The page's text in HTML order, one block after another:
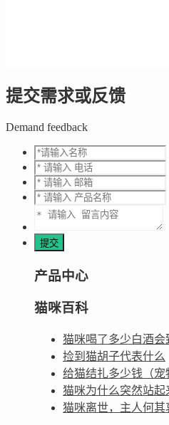
提交需求或反馈
Demand feedback
产品中心
猫咪百科
猫咪喝了多少白酒会
捡到猫胡子代表什么
给猫结扎多少钱（宠
猫咪为什么突然站起
猫咪离世，主人何其